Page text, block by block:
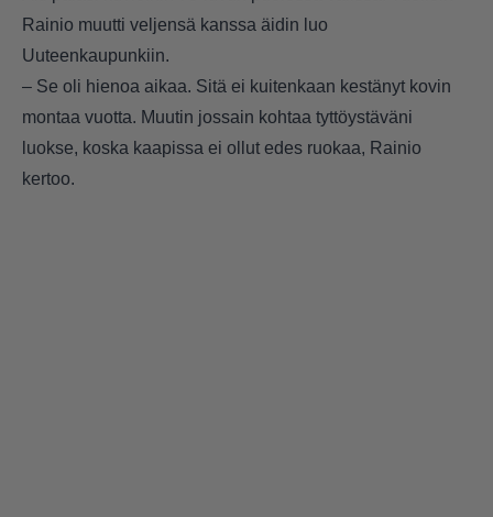
Rainio muutti veljensä kanssa äidin luo
Uuteenkaupunkiin.
– Se oli hienoa aikaa. Sitä ei kuitenkaan kestänyt kovin
montaa vuotta. Muutin jossain kohtaa tyttöystäväni
luokse, koska kaapissa ei ollut edes ruokaa, Rainio
kertoo.